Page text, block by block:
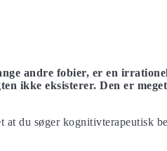
andre fobier, er en
ikke eksisterer. Den er
at du søger kognitivterapeutisk